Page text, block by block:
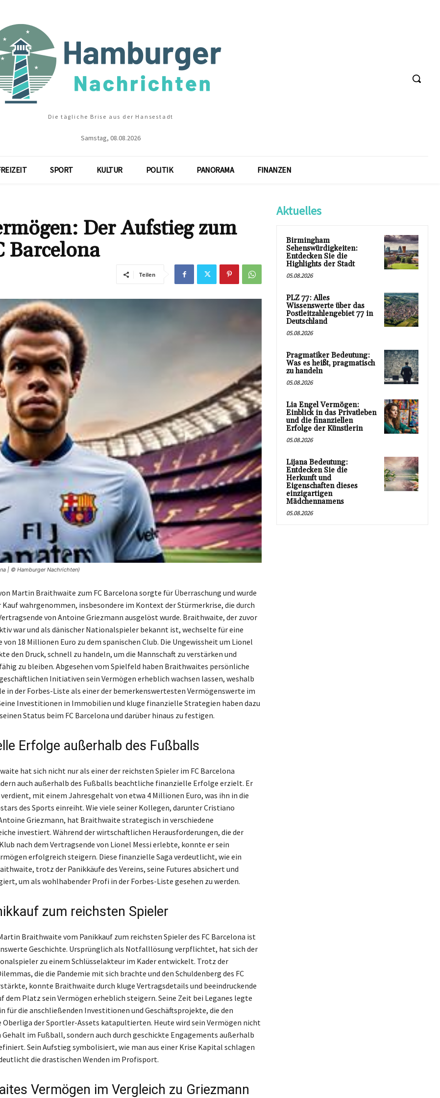
Die tägliche Brise aus der Hansestadt
Samstag, 08.08.2026
SPORT KULTUR POLITIK PANORAMA FINANZEN
Der Aufstieg zum
Barcelona
Teilen
| © Hamburger Nachrichten)
Martin Braithwaite zum FC Barcelona sorgte für Überraschung und wurde
wahrgenommen, insbesondere im Kontext der Stürmerkrise, die durch
von Antoine Griezmann ausgelöst wurde. Braithwaite, der zuvor
war und als dänischer Nationalspieler bekannt ist, wechselte für eine
von 18 Millionen Euro zu dem spanischen Club. Die Ungewissheit um Lionel
den Druck, schnell zu handeln, um die Mannschaft zu verstärken und
zu bleiben. Abgesehen vom Spielfeld haben Braithwaites persönliche
Initiativen sein Vermögen erheblich wachsen lassen, weshalb
in der Forbes-Liste als einer der bemerkenswertesten Vermögenswerte im
Investitionen in Immobilien und kluge finanzielle Strategien haben dazu
Status beim FC Barcelona und darüber hinaus zu festigen.
Erfolge außerhalb des Fußballs
hat sich nicht nur als einer der reichsten Spieler im FC Barcelona
auch außerhalb des Fußballs beachtliche finanzielle Erfolge erzielt. Er
mit einem Jahresgehalt von etwa 4 Millionen Euro, was ihn in die
des Sports einreiht. Wie viele seiner Kollegen, darunter Cristiano
Griezmann, hat Braithwaite strategisch in verschiedene
investiert. Während der wirtschaftlichen Herausforderungen, die der
nach dem Vertragsende von Lionel Messi erlebte, konnte er sein
erfolgreich steigern. Diese finanzielle Saga verdeutlicht, wie ein
trotz der Panikkäufe des Vereins, seine Futures absichert und
um als wohlhabender Profi in der Forbes-Liste gesehen zu werden.
zum reichsten Spieler
Braithwaite vom Panikkauf zum reichsten Spieler des FC Barcelona ist
Geschichte. Ursprünglich als Notfalllösung verpflichtet, hat sich der
zu einem Schlüsselakteur im Kader entwickelt. Trotz der
die die Pandemie mit sich brachte und den Schuldenberg des FC
konnte Braithwaite durch kluge Vertragsdetails und beeindruckende
dem Platz sein Vermögen erheblich steigern. Seine Zeit bei Leganes legte
für die anschließenden Investitionen und Geschäftsprojekte, die den
Oberliga der Sportler-Assets katapultierten. Heute wird sein Vermögen nicht
Gehalt im Fußball, sondern auch durch geschickte Engagements außerhalb
Sein Aufstieg symbolisiert, wie man aus einer Krise Kapital schlagen
die drastischen Wenden im Profisport.
Vermögen im Vergleich zu Griezmann
Aktuelles
Birmingham
Sehenswürdigkeiten:
Entdecken Sie die
Highlights der Stadt
05.08.2026
PLZ 77: Alles
Wissenswerte über das
Postleitzahlengebiet 77 in
Deutschland
05.08.2026
Pragmatiker Bedeutung:
Was es heißt, pragmatisch
zu handeln
05.08.2026
Lia Engel Vermögen:
Einblick in das Privatleben
und die finanziellen
Erfolge der Künstlerin
05.08.2026
Lijana Bedeutung:
Entdecken Sie die
Herkunft und
Eigenschaften dieses
einzigartigen
Mädchennamens
05.08.2026